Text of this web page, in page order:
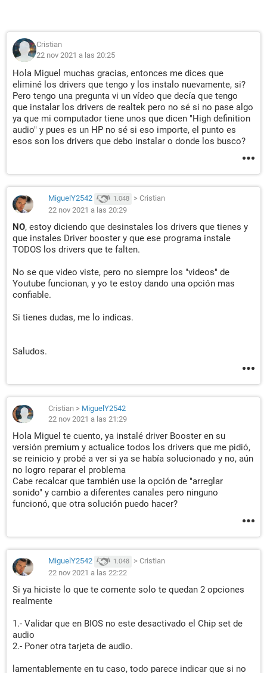
Cristian
22 nov 2021 a las 20:25
Hola Miguel muchas gracias, entonces me dices que
eliminé los drivers que tengo y los instalo nuevamente, si?
Pero tengo una pregunta vi un vídeo que decía que tengo
que instalar los drivers de realtek pero no sé si no pase algo
ya que mi computador tiene unos que dicen "High definition
audio" y pues es un HP no sé si eso importe, el punto es
esos son los drivers que debo instalar o donde los busco?
MiguelY2542 1.048 > Cristian
22 nov 2021 a las 20:29
NO, estoy diciendo que desinstales los drivers que tienes y
que instales Driver booster y que ese programa instale
TODOS los drivers que te falten.
No se que video viste, pero no siempre los "videos" de
Youtube funcionan, y yo te estoy dando una opción mas
confiable.
Si tienes dudas, me lo indicas.
Saludos.
Cristian > MiguelY2542
22 nov 2021 a las 21:29
Hola Miguel te cuento, ya instalé driver Booster en su
versión premium y actualice todos los drivers que me pidió,
se reinicio y probé a ver si ya se había solucionado y no, aún
no logro reparar el problema
Cabe recalcar que también use la opción de "arreglar
sonido" y cambio a diferentes canales pero ninguno
funcionó, que otra solución puedo hacer?
MiguelY2542 1.048 > Cristian
22 nov 2021 a las 22:22
Si ya hiciste lo que te comente solo te quedan 2 opciones
realmente
1.- Validar que en BIOS no este desactivado el Chip set de
audio
2.- Poner otra tarjeta de audio.
lamentablemente en tu caso, todo parece indicar que si no